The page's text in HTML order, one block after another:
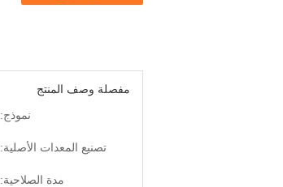
مفصلة وصف المنتج
نموذج:
تصنيع المعدات الأصلية:
مدة الصلاحية: